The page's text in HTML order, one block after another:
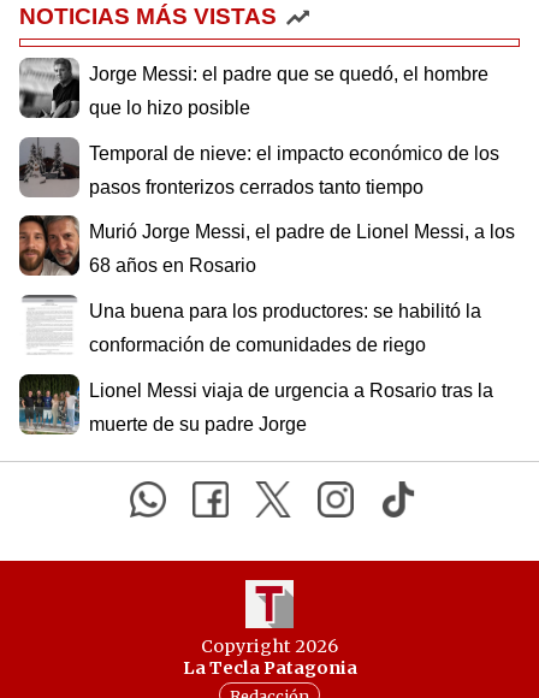
NOTICIAS MÁS VISTAS
Jorge Messi: el padre que se quedó, el hombre
que lo hizo posible
Temporal de nieve: el impacto económico de los
pasos fronterizos cerrados tanto tiempo
Murió Jorge Messi, el padre de Lionel Messi, a los
68 años en Rosario
Una buena para los productores: se habilitó la
conformación de comunidades de riego
Lionel Messi viaja de urgencia a Rosario tras la
muerte de su padre Jorge
Copyright 2026
La Tecla Patagonia